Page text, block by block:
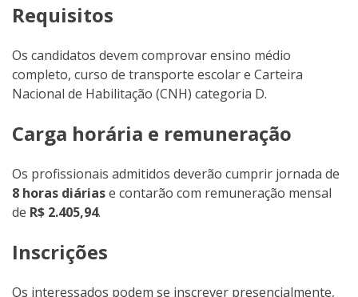
Requisitos
Os candidatos devem comprovar ensino médio
completo, curso de transporte escolar e Carteira
Nacional de Habilitação (CNH) categoria D.
Carga horária e remuneração
Os profissionais admitidos deverão cumprir jornada de
8 horas diáriase contarão com remuneração mensal
de R$ 2.405,94.
Inscrições
Os interessados podem se inscrever presencialmente,